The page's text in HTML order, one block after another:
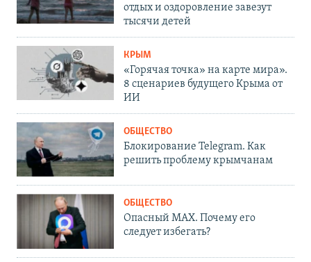
отдых и оздоровление завезут
тысячи детей
КРЫМ
«Горячая точка» на карте мира».
8 сценариев будущего Крыма от
ИИ
ОБЩЕСТВО
Блокирование Telegram. Как
решить проблему крымчанам
ОБЩЕСТВО
Опасный MAX. Почему его
следует избегать?